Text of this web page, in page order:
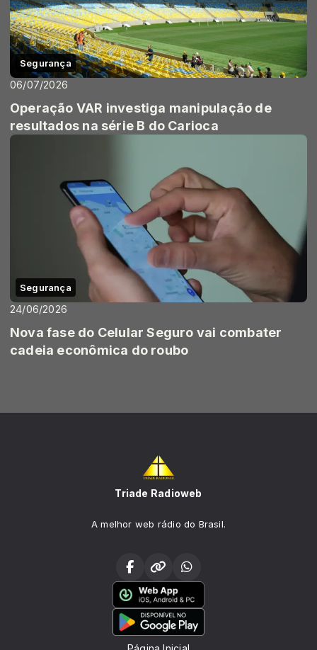
Segurança
06/07/2026
Operação VAR investiga manipulação de
resultados na série B do Carioca
Segurança
24/06/2026
Nova fase do Celular Seguro vai combater
cadeia econômica do roubo
Triade Radioweb
A melhor web rádio do Brasil.